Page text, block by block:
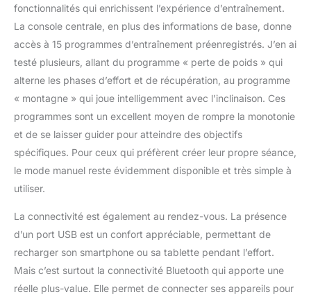
fonctionnalités qui enrichissent l’expérience d’entraînement.
La console centrale, en plus des informations de base, donne
accès à 15 programmes d’entraînement préenregistrés. J’en ai
testé plusieurs, allant du programme « perte de poids » qui
alterne les phases d’effort et de récupération, au programme
« montagne » qui joue intelligemment avec l’inclinaison. Ces
programmes sont un excellent moyen de rompre la monotonie
et de se laisser guider pour atteindre des objectifs
spécifiques. Pour ceux qui préfèrent créer leur propre séance,
le mode manuel reste évidemment disponible et très simple à
utiliser.
La connectivité est également au rendez-vous. La présence
d’un port USB est un confort appréciable, permettant de
recharger son smartphone ou sa tablette pendant l’effort.
Mais c’est surtout la connectivité Bluetooth qui apporte une
réelle plus-value. Elle permet de connecter ses appareils pour